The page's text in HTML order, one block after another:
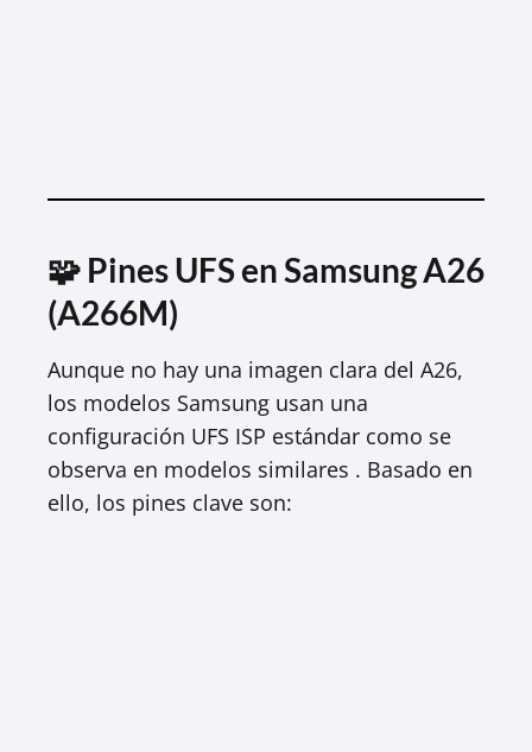
🧩 Pines UFS en Samsung A26
(A266M)
Aunque no hay una imagen clara del A26,
los modelos Samsung usan una
configuración UFS ISP estándar como se
observa en modelos similares . Basado en
ello, los pines clave son: